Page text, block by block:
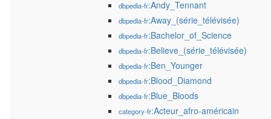
dbpedia-fr:Andy_Tennant
dbpedia-fr:Away_(série_télévisée)
dbpedia-fr:Bachelor_of_Science
dbpedia-fr:Believe_(série_télévisée)
dbpedia-fr:Ben_Younger
dbpedia-fr:Blood_Diamond
dbpedia-fr:Blue_Bloods
category-fr:Acteur_afro-américain